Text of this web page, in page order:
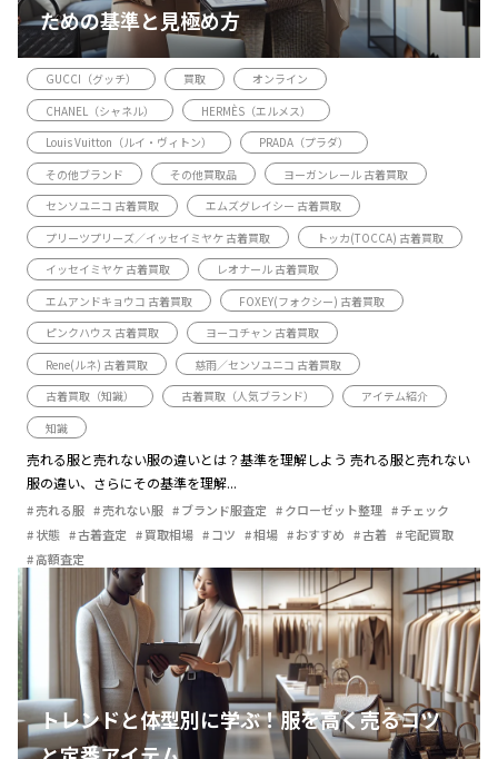
ための基準と見極め方
GUCCI（グッチ） 買取
オンライン
CHANEL（シャネル）
HERMÈS（エルメス）
Louis Vuitton（ルイ・ヴィトン）
PRADA（プラダ）
その他ブランド
その他買取品
ヨーガンレール 古着買取
センソユニコ 古着買取
エムズグレイシー 古着買取
プリーツプリーズ／イッセイミヤケ 古着買取
トッカ(TOCCA) 古着買取
イッセイミヤケ 古着買取
レオナール 古着買取
エムアンドキョウコ 古着買取
FOXEY(フォクシー) 古着買取
ピンクハウス 古着買取
ヨーコチャン 古着買取
Rene(ルネ) 古着買取
慈雨／センソユニコ 古着買取
古着買取（知識）
古着買取（人気ブランド）
アイテム紹介
知識
売れる服と売れない服の違いとは？基準を理解しよう 売れる服と売れない
服の違い、さらにその基準を理解...
売れる服 売れない服 ブランド服査定 クローゼット整理
チェック
状態
古着査定 買取相場 コツ 相場 おすすめ 古着
宅配買取
高額査定
トレンドと体型別に学ぶ！服を高く売るコツ